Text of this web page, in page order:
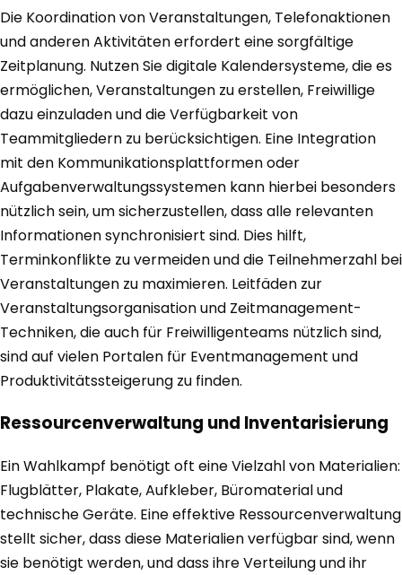
Die Koordination von Veranstaltungen, Telefonaktionen
und anderen Aktivitäten erfordert eine sorgfältige
Zeitplanung. Nutzen Sie digitale Kalendersysteme, die es
ermöglichen, Veranstaltungen zu erstellen, Freiwillige
dazu einzuladen und die Verfügbarkeit von
Teammitgliedern zu berücksichtigen. Eine Integration
mit den Kommunikationsplattformen oder
Aufgabenverwaltungssystemen kann hierbei besonders
nützlich sein, um sicherzustellen, dass alle relevanten
Informationen synchronisiert sind. Dies hilft,
Terminkonflikte zu vermeiden und die Teilnehmerzahl bei
Veranstaltungen zu maximieren. Leitfäden zur
Veranstaltungsorganisation und Zeitmanagement-
Techniken, die auch für Freiwilligenteams nützlich sind,
sind auf vielen Portalen für Eventmanagement und
Produktivitätssteigerung zu finden.
Ressourcenverwaltung und Inventarisierung
Ein Wahlkampf benötigt oft eine Vielzahl von Materialien:
Flugblätter, Plakate, Aufkleber, Büromaterial und
technische Geräte. Eine effektive Ressourcenverwaltung
stellt sicher, dass diese Materialien verfügbar sind, wenn
sie benötigt werden, und dass ihre Verteilung und ihr